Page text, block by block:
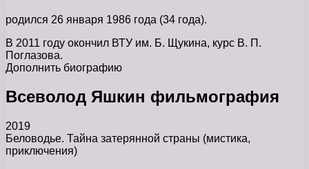
родился 26 января 1986 года (34 года).
В 2011 году окончил ВТУ им. Б. Щукина, курс В. П.
Поглазова.
Дополнить биографию
Всеволод Яшкин фильмография
2019
Беловодье. Тайна затерянной страны (мистика,
приключения)